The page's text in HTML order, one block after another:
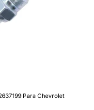
Para Chevrolet